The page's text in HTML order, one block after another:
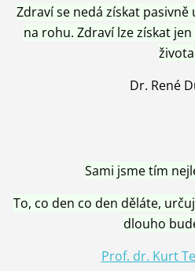
Zdraví se nedá získat
na rohu. Zdraví lze získat
života
Dr. René
Sami jsme tím
To, co den co den děláte,
dlouho
Prof. dr. Kurt